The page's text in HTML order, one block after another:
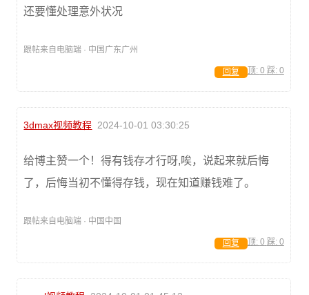
还要懂处理意外状况
跟帖来自电脑端 · 中国广东广州
顶: 0 踩: 0
回复
3dmax视频教程 2024-10-01 03:30:25
给博主赞一个！得有钱存才行呀,唉，说起来就后悔
了，后悔当初不懂得存钱，现在知道赚钱难了。
跟帖来自电脑端 · 中国中国
顶: 0 踩: 0
回复